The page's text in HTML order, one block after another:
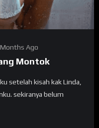
Ago
Montok
setelah kisah kak Linda,
sekiranya belum